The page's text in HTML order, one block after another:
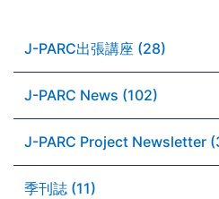
J-PARC出張講座 (28)
J-PARC News (102)
J-PARC Project Newsletter
季刊誌 (11)